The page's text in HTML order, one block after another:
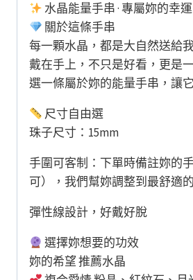
水晶能量手串 · 專屬妳的幸運
關於這條手串
每一顆水晶，都是大自然送給
戴在手上，不只是好看，更是
選一條屬於妳的能量手串，讓
尺寸自由選
珠子尺寸：15mm
手圍可客制：下單時備註妳的
可），我們幫妳調整到最舒適
彈性線設計，好戴好脫
選擇妳想要的功效
妳的希望 推薦水晶